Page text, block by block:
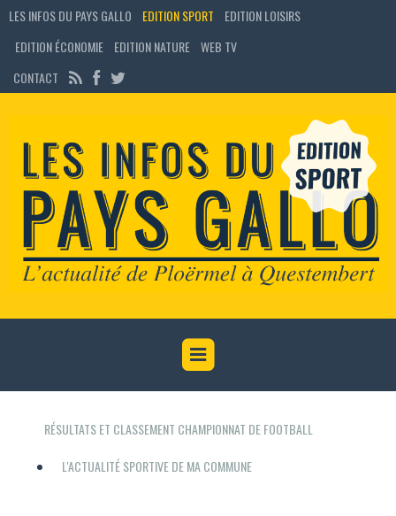
LES INFOS DU PAYS GALLO EDITION SPORT
EDITION LOISIRS
EDITION ÉCONOMIE
EDITION NATURE WEB TV
CONTACT
RÉSULTATS ET CLASSEMENT CHAMPIONNAT DE FOOTBALL
L'ACTUALITÉ SPORTIVE DE MA COMMUNE